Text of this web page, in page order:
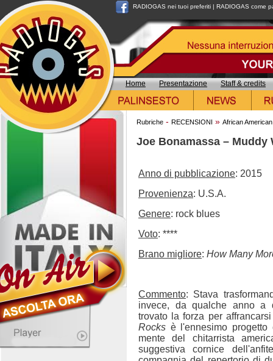
RADIOGAS nei tuoi preferiti | RADIOGAS come
Home Presentazione Staff & credits
Rubriche - RECENSIONI » African
Joe Bonamassa – Muddy
Anno di pubblicazione: 2015
Provenienza: U.S.A.
Genere: rock blues
Voto: ****
Brano migliore: How Many
Commento: Stava
invece, da qualche anno a
trovato la forza per
Rocks è l'ennesimo
mente del chitarrista
suggestiva cornice